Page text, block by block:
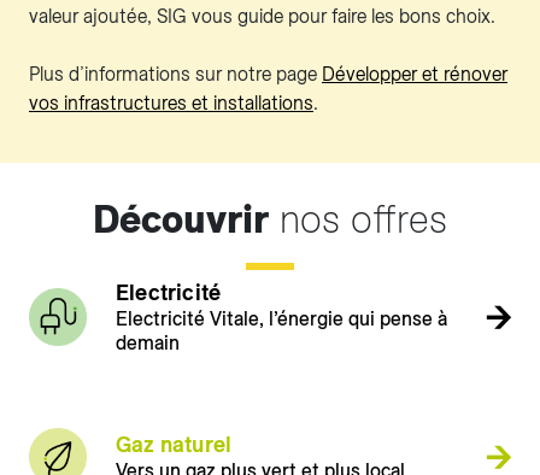
valeur ajoutée, SIG vous guide pour faire les bons choix.
Plus d’informations sur notre page Développer et rénover
vos infrastructures et installations.
Découvrir nos offres
Electricité
Electricité Vitale, l’énergie qui pense à
demain
Gaz naturel